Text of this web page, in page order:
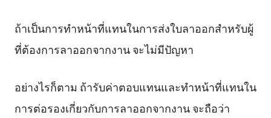
ถ้าเป็นการทำหน้าที่แทนในการส่งใบลาออกสำหรับผู้
ที่ต้องการลาออกจากงาน จะไม่มีปัญหา
อย่างไรก็ตาม ถ้ารับค่าตอบแทนและทำหน้าที่แทนใน
การต่อรองเกี่ยวกับการลาออกจากงาน จะถือว่า